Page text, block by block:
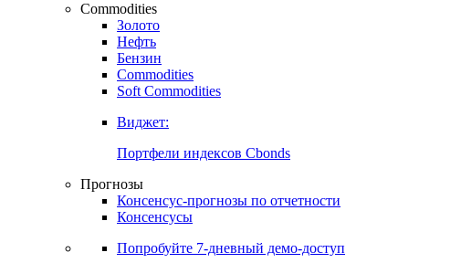
Commodities
Золото
Нефть
Бензин
Commodities
Soft Commodities
Виджет:
Портфели индексов Cbonds
Прогнозы
Консенсус-прогнозы по отчетности
Консенсусы
Попробуйте 7-дневный демо-доступ